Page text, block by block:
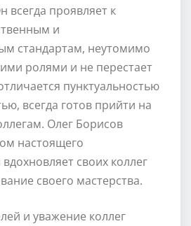
всегда проявляет к
и
стандартам, неутомимо
ролями и не перестает
пунктуальностью
всегда готов прийти на
Олег Борисов
настоящего
своих коллег
своего мастерства.
и уважение коллег